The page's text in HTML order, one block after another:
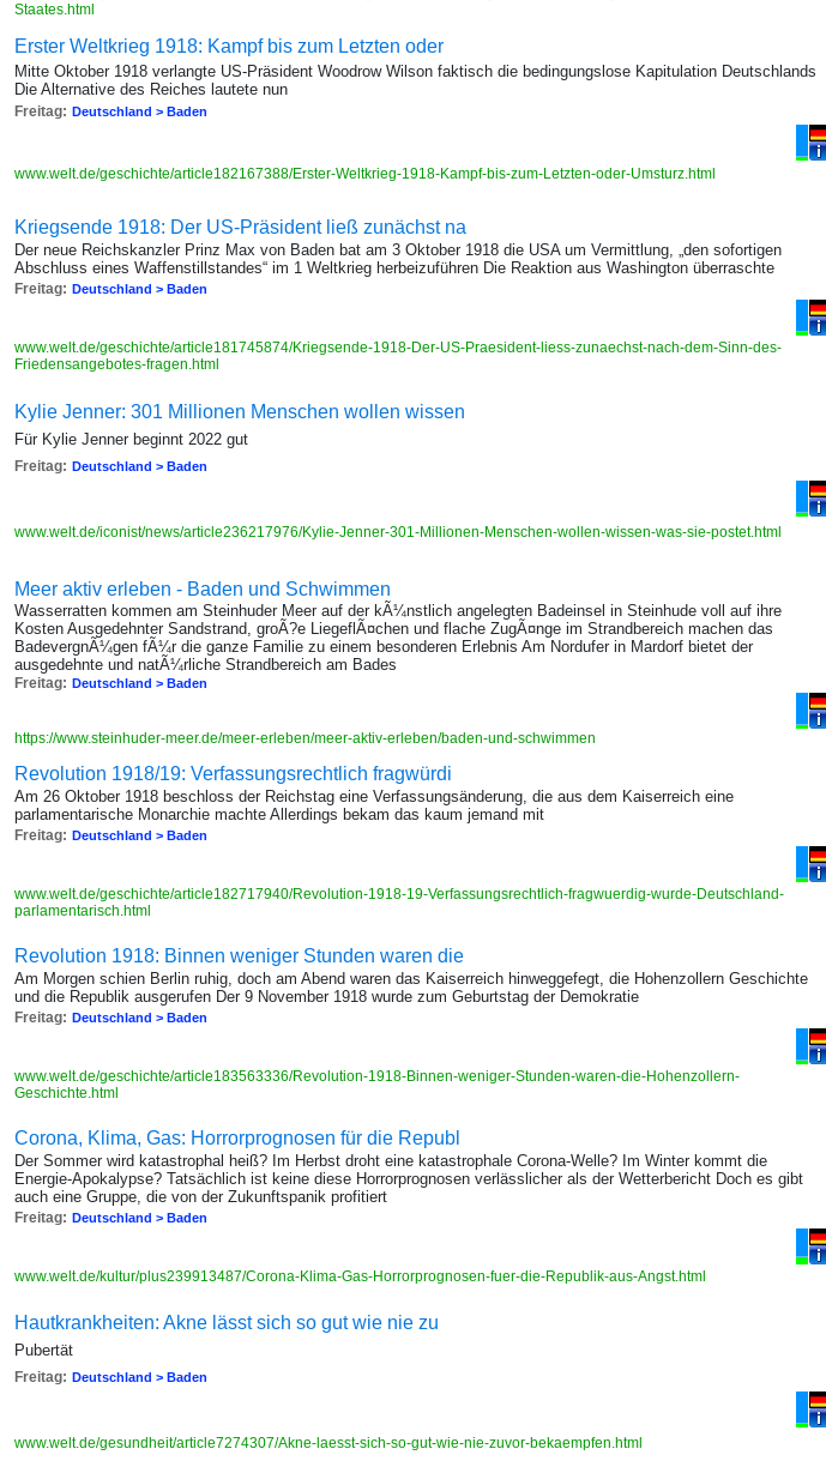
Staates.html
Erster Weltkrieg 1918: Kampf bis zum Letzten oder
Mitte Oktober 1918 verlangte US-Präsident Woodrow Wilson faktisch die bedingungslose Kapitulation Deutschlands
Die Alternative des Reiches lautete nun
Freitag: Deutschland > Baden
www.welt.de/geschichte/article182167388/Erster-Weltkrieg-1918-Kampf-bis-zum-Letzten-oder-Umsturz.html
Kriegsende 1918: Der US-Präsident ließ zunächst na
Der neue Reichskanzler Prinz Max von Baden bat am 3 Oktober 1918 die USA um Vermittlung, „den sofortigen
Abschluss eines Waffenstillstandes“ im 1 Weltkrieg herbeizuführen Die Reaktion aus Washington überraschte
Freitag: Deutschland > Baden
www.welt.de/geschichte/article181745874/Kriegsende-1918-Der-US-Praesident-liess-zunaechst-nach-dem-Sinn-des-
Friedensangebotes-fragen.html
Kylie Jenner: 301 Millionen Menschen wollen wissen
Für Kylie Jenner beginnt 2022 gut
Freitag: Deutschland > Baden
www.welt.de/iconist/news/article236217976/Kylie-Jenner-301-Millionen-Menschen-wollen-wissen-was-sie-postet.html
Meer aktiv erleben - Baden und Schwimmen
Wasserratten kommen am Steinhuder Meer auf der kÃ¼nstlich angelegten Badeinsel in Steinhude voll auf ihre
Kosten Ausgedehnter Sandstrand, groÃ?e LiegeflÃ¤chen und flache ZugÃ¤nge im Strandbereich machen das
BadevergnÃ¼gen fÃ¼r die ganze Familie zu einem besonderen Erlebnis Am Nordufer in Mardorf bietet der
ausgedehnte und natÃ¼rliche Strandbereich am Bades
Freitag: Deutschland > Baden
https://www.steinhuder-meer.de/meer-erleben/meer-aktiv-erleben/baden-und-schwimmen
Revolution 1918/19: Verfassungsrechtlich fragwürdi
Am 26 Oktober 1918 beschloss der Reichstag eine Verfassungsänderung, die aus dem Kaiserreich eine
parlamentarische Monarchie machte Allerdings bekam das kaum jemand mit
Freitag: Deutschland > Baden
www.welt.de/geschichte/article182717940/Revolution-1918-19-Verfassungsrechtlich-fragwuerdig-wurde-Deutschland-
parlamentarisch.html
Revolution 1918: Binnen weniger Stunden waren die
Am Morgen schien Berlin ruhig, doch am Abend waren das Kaiserreich hinweggefegt, die Hohenzollern Geschichte
und die Republik ausgerufen Der 9 November 1918 wurde zum Geburtstag der Demokratie
Freitag: Deutschland > Baden
www.welt.de/geschichte/article183563336/Revolution-1918-Binnen-weniger-Stunden-waren-die-Hohenzollern-
Geschichte.html
Corona, Klima, Gas: Horrorprognosen für die Republ
Der Sommer wird katastrophal heiß? Im Herbst droht eine katastrophale Corona-Welle? Im Winter kommt die
Energie-Apokalypse? Tatsächlich ist keine diese Horrorprognosen verlässlicher als der Wetterbericht Doch es gibt
auch eine Gruppe, die von der Zukunftspanik profitiert
Freitag: Deutschland > Baden
www.welt.de/kultur/plus239913487/Corona-Klima-Gas-Horrorprognosen-fuer-die-Republik-aus-Angst.html
Hautkrankheiten: Akne lässt sich so gut wie nie zu
Pubertät
Freitag: Deutschland > Baden
www.welt.de/gesundheit/article7274307/Akne-laesst-sich-so-gut-wie-nie-zuvor-bekaempfen.html